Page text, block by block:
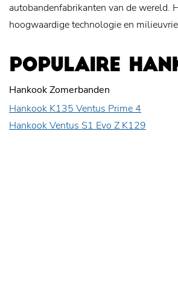
autobandenfabrikanten van de wereld.
hoogwaardige technologie en
POPULAIRE
Hankook Zomerbanden
Hankook K135 Ventus Prime 4
Hankook Ventus S1 Evo Z K129